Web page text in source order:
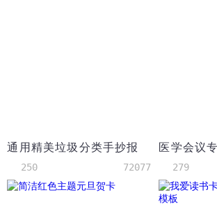
通用精美垃圾分类手抄报
250 72077
医学会议
279